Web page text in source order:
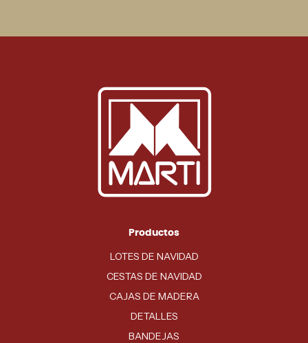
Productos
LOTES DE NAVIDAD
CESTAS DE NAVIDAD
CAJAS DE MADERA
DETALLES
BANDEJAS